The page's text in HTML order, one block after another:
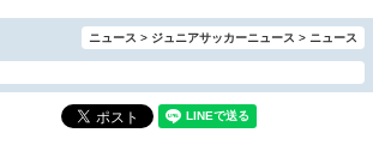
ニュース > ジュニアサッカーニュース > ニュース